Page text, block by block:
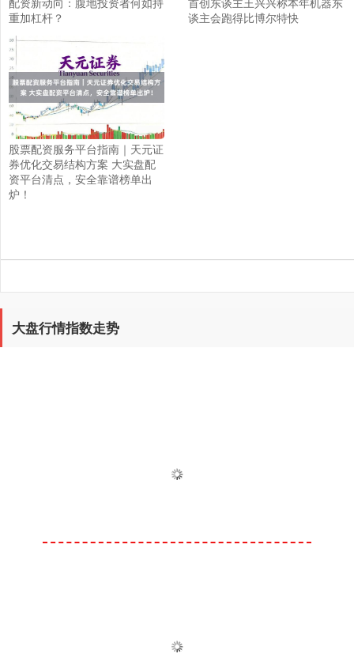
重加杠杆？
谈主会跑得比博尔特快
股票配资服务平台指南｜天元证
券优化交易结构方案 大实盘配
资平台清点，安全靠谱榜单出
炉！
大盘行情指数走势